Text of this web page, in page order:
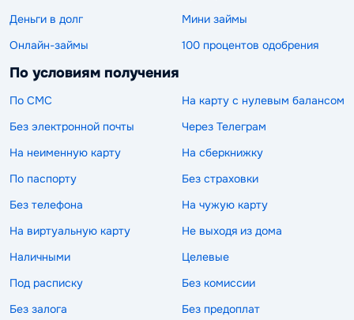
Деньги в долг
Мини займы
Онлайн-займы
100 процентов одобрения
По условиям получения
По СМС
На карту с нулевым балансом
Без электронной почты
Через Телеграм
На неименную карту
На сберкнижку
По паспорту
Без страховки
Без телефона
На чужую карту
На виртуальную карту
Не выходя из дома
Наличными
Целевые
Под расписку
Без комиссии
Без залога
Без предоплат